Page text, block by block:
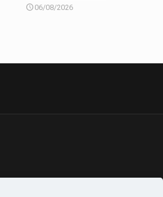
06/08/2026